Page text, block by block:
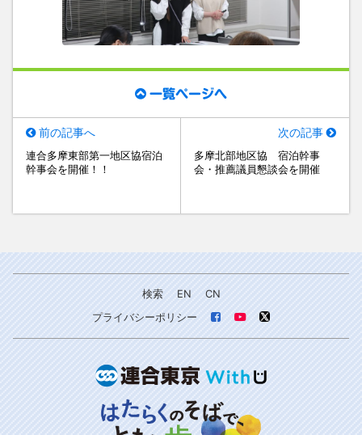
一覧ページへ
前の記事へ
連合多摩東部第一地区協宿泊
幹事会を開催！！
次の記事
多摩北部地区協 宿泊幹事
会・推薦議員懇談会を開催
検索 EN
CN
プライバシーポリシー